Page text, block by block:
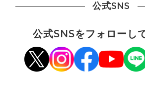
公式SNS
公式SNSをフォローし